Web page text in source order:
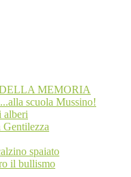
MEMORIA
scuola Mussino!
alberi
Gentilezza
spaiato
il bullismo